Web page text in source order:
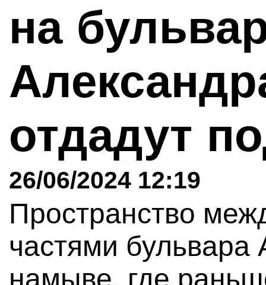
на
отдадут
26/06/2024 12:19
Пространство
частями бульвара